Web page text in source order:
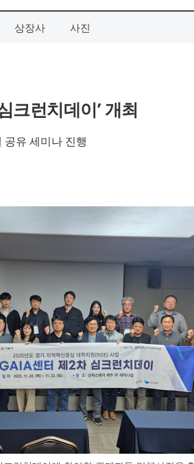
상장사 사진
크런치데이’ 개최
유 세미나 진행